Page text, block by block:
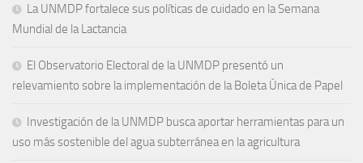
La UNMDP fortalece sus políticas de cuidado en la Semana
Mundial de la Lactancia
El Observatorio Electoral de la UNMDP presentó un
relevamiento sobre la implementación de la Boleta Única de Papel
Investigación de la UNMDP busca aportar herramientas para un
uso más sostenible del agua subterránea en la agricultura